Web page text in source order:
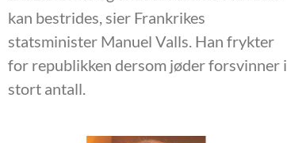
kan bestrides, sier Frankrikes
statsminister Manuel Valls. Han frykter
for republikken dersom jøder forsvinner i
stort antall.